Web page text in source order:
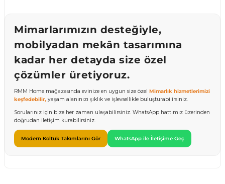
Mimarlarımızın desteğiyle,
mobilyadan mekân tasarımına
kadar her detayda size özel
çözümler üretiyoruz.
RMM Home mağazasında evinize en uygun size özel Mimarlık hizmetlerimizi
keşfedebilir, yaşam alanınızı şıklık ve işlevsellikle buluşturabilirsiniz.
Sorularınız için bize her zaman ulaşabilirsiniz. WhatsApp hattımız üzerinden
doğrudan iletişim kurabilirsiniz.
Modern Koltuk Takımlarını Gör WhatsApp ile İletişime Geç